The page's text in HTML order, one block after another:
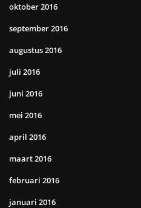
oktober 2016
september 2016
augustus 2016
juli 2016
juni 2016
mei 2016
april 2016
maart 2016
februari 2016
januari 2016